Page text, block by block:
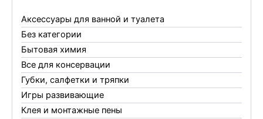
Аксессуары для ванной и туалета
Без категории
Бытовая химия
Все для консервации
Губки, салфетки и тряпки
Игры развивающие
Клея и монтажные пены